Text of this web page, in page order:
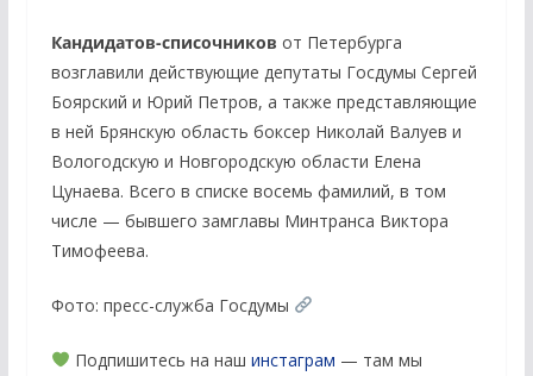
Кандидатов-списочников от Петербурга
возглавили действующие депутаты Госдумы Сергей
Боярский и Юрий Петров, а также представляющие
в ней Брянскую область боксер Николай Валуев и
Вологодскую и Новгородскую области Елена
Цунаева. Всего в списке восемь фамилий, в том
числе — бывшего замглавы Минтранса Виктора
Тимофеева.
Фото: пресс-служба Госдумы
Подпишитесь на наш инстаграм — там мы